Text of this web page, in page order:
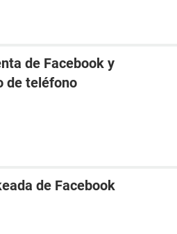
de Facebook y
de teléfono
de Facebook